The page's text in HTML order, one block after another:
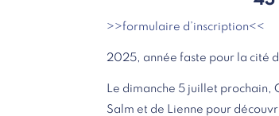
>>formulaire d’inscription<<
2025, année faste pour la cité
Le dimanche 5 juillet prochain,
Salm et de Lienne pour